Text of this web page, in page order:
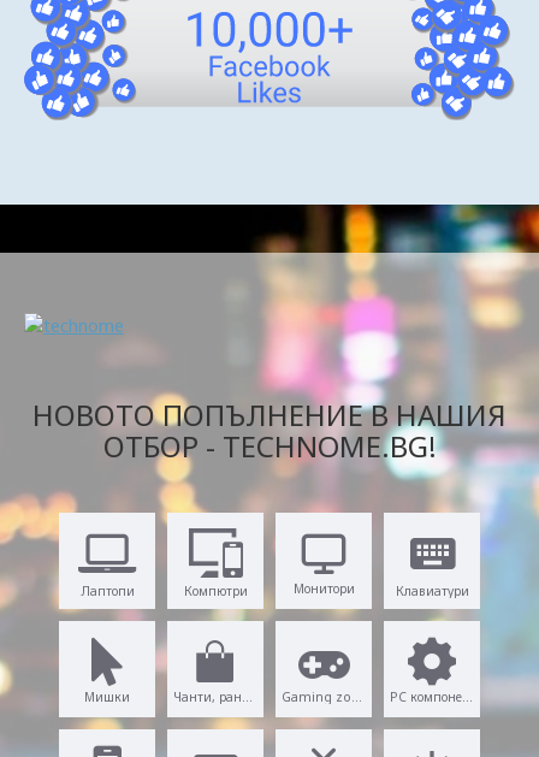
НОВОТО ПОПЪЛНЕНИЕ В НАШИЯ
ОТБОР - TECHNOME.BG!
Лаптопи Компютри Монитори Клавиатури
Мишки